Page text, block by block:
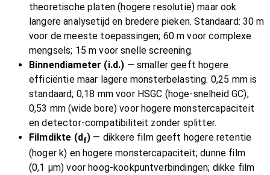
theoretische platen (hogere resolutie) maar ook
langere analysetijd en bredere pieken. Standaard: 30 m
voor de meeste toepassingen; 60 m voor complexe
mengsels; 15 m voor snelle screening.
Binnendiameter (i.d.) — smaller geeft hogere
efficiëntie maar lagere monsterbelasting. 0,25 mm is
standaard; 0,18 mm voor HSGC (hoge-snelheid GC);
0,53 mm (wide bore) voor hogere monstercapaciteit
en detector-compatibiliteit zonder splitter.
Filmdikte (df) — dikkere film geeft hogere retentie
(hoger k) en hogere monstercapaciteit; dunne film
(0,1 μm) voor hoog-kookpuntverbindingen; dikke film